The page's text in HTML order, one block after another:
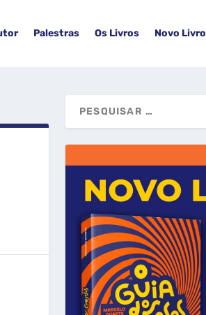
Palestras Os Livros Novo Livro